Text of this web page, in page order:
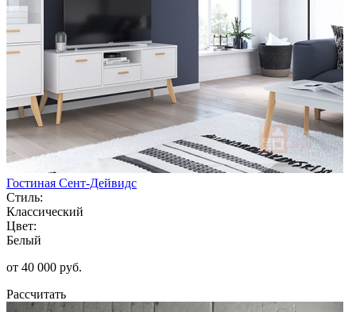
Гостиная Сент-Дейвидс
Стиль:
Классический
Цвет:
Белый
от 40 000 руб.
Рассчитать